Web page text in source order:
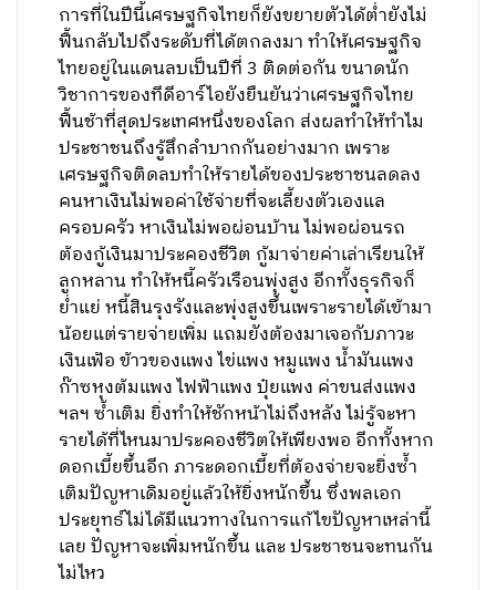
การที่ในปีนี้เศรษฐกิจไทยก็ยังขยายตัวได้ต่ำยังไม่
ฟื้นกลับไปถึงระดับที่ได้ตกลงมา ทำให้เศรษฐกิจ
ไทยอยู่ในแดนลบเป็นปีที่ 3 ติดต่อกัน ขนาดนัก
วิชาการของทีดีอาร์ไอยังยืนยันว่าเศรษฐกิจไทย
ฟื้นช้าที่สุดประเทศหนึ่งของโลก ส่งผลทำให้ทำไม
ประชาชนถึงรู้สึกลำบากกันอย่างมาก เพราะ
เศรษฐกิจติดลบทำให้รายได้ของประชาชนลดลง
คนหาเงินไม่พอค่าใช้จ่ายที่จะเลี้ยงตัวเองแล
ครอบครัว หาเงินไม่พอผ่อนบ้าน ไม่พอผ่อนรถ
ต้องกู้เงินมาประคองชีวิต กู้มาจ่ายค่าเล่าเรียนให้
ลูกหลาน ทำให้หนี้ครัวเรือนพุ่งสูง อีกทั้งธุรกิจก็
ย่ำแย่ หนี้สินรุงรังและพุ่งสูงขึ้นเพราะรายได้เข้ามา
น้อยแต่รายจ่ายเพิ่ม แถมยังต้องมาเจอกับภาวะ
เงินเฟ้อ ข้าวของแพง ไข่แพง หมูแพง น้ำมันแพง
ก๊าซหุงต้มแพง ไฟฟ้าแพง ปุ๋ยแพง ค่าขนส่งแพง
ฯลฯ ซ้ำเติม ยิ่งทำให้ชักหน้าไม่ถึงหลัง ไม่รู้จะหา
รายได้ที่ไหนมาประคองชีวิตให้เพียงพอ อีกทั้งหาก
ดอกเบี้ยขึ้นอีก ภาระดอกเบี้ยที่ต้องจ่ายจะยิ่งซ้ำ
เติมปัญหาเดิมอยู่แล้วให้ยิ่งหนักขึ้น ซึ่งพลเอก
ประยุทธ์ไม่ได้มีแนวทางในการแก้ไขปัญหาเหล่านี้
เลย ปัญหาจะเพิ่มหนักขึ้น และ ประชาชนจะทนกัน
ไม่ไหว